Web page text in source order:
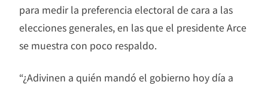
para medir la preferencia electoral de cara a las
elecciones generales, en las que el presidente Arce
se muestra con poco respaldo.
“¿Adivinen a quién mandó el gobierno hoy día a